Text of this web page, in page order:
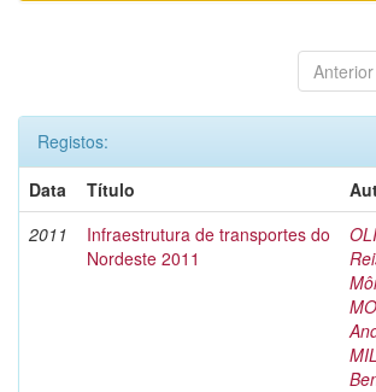
Anterior
Registos:
Data
Título
2011
Infraestrutura de transportes do
Nordeste 2011